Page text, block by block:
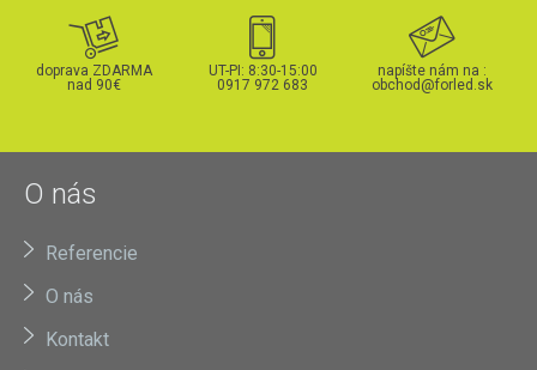
doprava ZDARMA
nad 90€
UT-PI: 8:30-15:00
0917 972 683
napíšte nám na :
obchod@forled.sk
O nás
Referencie
O nás
Kontakt